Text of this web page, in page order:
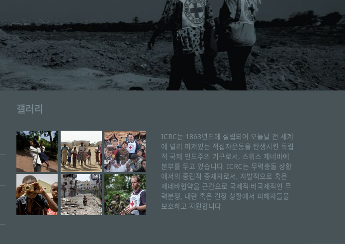
갤러리
ICRC는 1863년도에 설립되어 오늘날 전 세계
에 널리 퍼져있는 적십자운동을 탄생시킨 독립
적 국제 인도주의 기구로서, 스위스 제네바에
본부를 두고 있습니다. ICRC는 무력충돌 상황
에서의 중립적 중재자로서, 자발적으로 혹은
제네바협약을 근간으로 국제적·비국제적인 무
력분쟁, 내란 혹은 긴장 상황에서 피해자들을
보호하고 지원합니다.